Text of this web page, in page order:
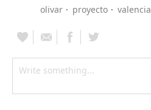
olivar
proyecto valencia